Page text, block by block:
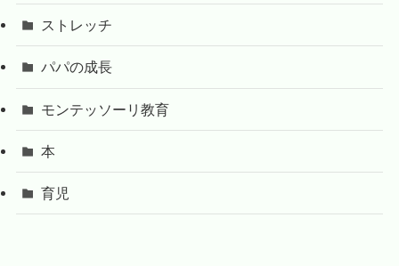
ストレッチ
パパの成長
モンテッソーリ教育
本
育児